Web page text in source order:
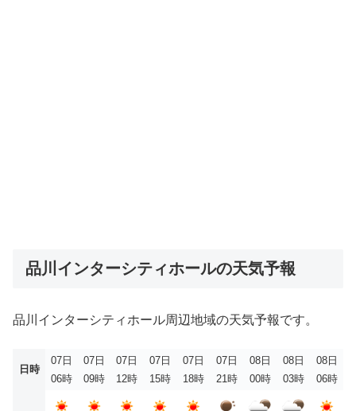
品川インターシティホールの天気予報
品川インターシティホール周辺地域の天気予報です。
日時
07日
06時
07日
09時
07日
12時
07日
15時
07日
18時
07日
21時
08日
00時
08日
03時
08日
06時